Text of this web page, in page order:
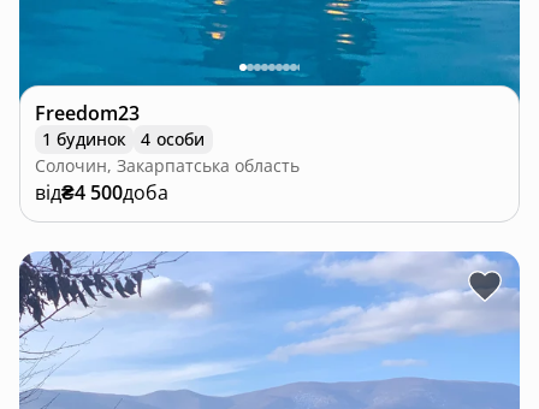
Freedom23
1 будинок
4 особи
Солочин, Закарпатська область
від₴4 500доба